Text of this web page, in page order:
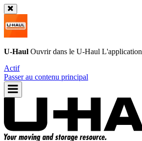
U-Haul Ouvrir dans le U-Haul L'application
Actif
Passer au contenu principal